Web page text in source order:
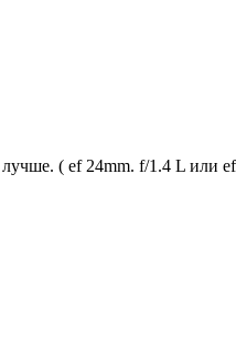
( ef 24mm. f/1.4 L или